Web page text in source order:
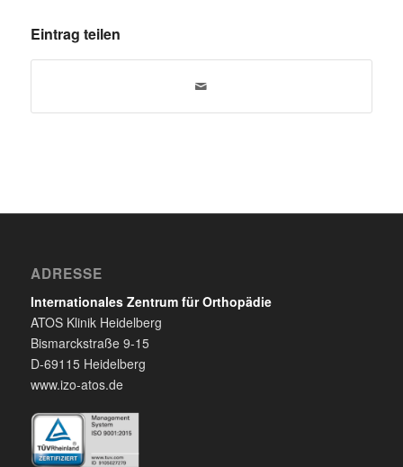
Eintrag teilen
ADRESSE
Internationales Zentrum für Orthopädie
ATOS Klinik Heidelberg
Bismarckstraße 9-15
D-69115 Heidelberg
www.izo-atos.de